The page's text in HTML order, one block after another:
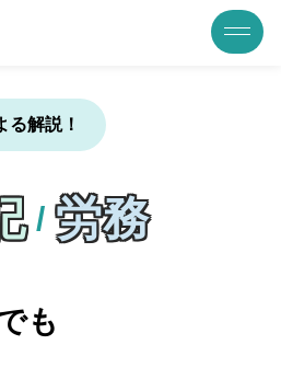
る解説！
/ 労務
も